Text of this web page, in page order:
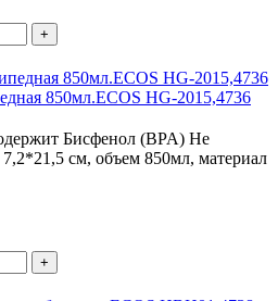
+
850мл.ECOS HG-2015,4736
Бисфенол (BPA) Не
см, объем 850мл, материал
+